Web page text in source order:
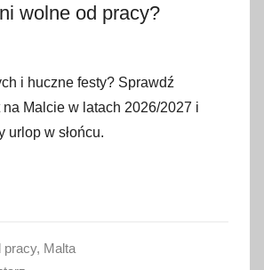
wolne od pracy?
i huczne festy? Sprawdź
Malcie w latach 2026/2027 i
urlop w słońcu.
pracy, Malta